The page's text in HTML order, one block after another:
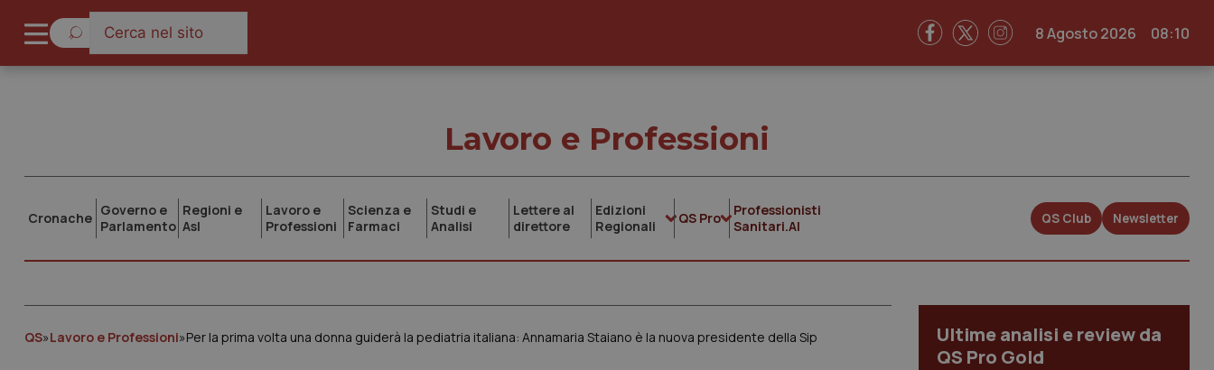
8 Agosto 2026 08:10
Lavoro e Professioni
Cronache Governo e
Parlamento
Regioni e
Asl
Lavoro e
Professioni
Scienza e
Farmaci
Studi e
Analisi
Lettere al
direttore
Edizioni
Regionali
QS Pro
Professionisti
Sanitari.AI
QS Club Newsletter
QS»Lavoro e Professioni»Per la prima volta una donna guiderà la pediatria italiana: Annamaria Staiano è la nuova presidente della Sip
Ultime analisi e review da
QS Pro Gold